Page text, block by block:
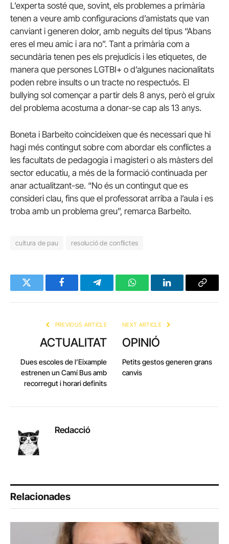
L’experta sosté que, sovint, els problemes a primària
tenen a veure amb configuracions d’amistats que van
canviant i generen dolor, amb neguits del tipus “Abans
eres el meu amic i ara no”. Tant a primària com a
secundària tenen pes els prejudicis i les etiquetes, de
manera que persones LGTBI+ o d’algunes nacionalitats
poden rebre insults o un tracte no respectuós. El
bullying sol començar a partir dels 8 anys, però el gruix
del problema acostuma a donar-se cap als 13 anys.
Boneta i Barbeito coincideixen que és necessari que hi
hagi més contingut sobre com abordar els conflictes a
les facultats de pedagogia i magisteri o als màsters del
sector educatiu, a més de la formació continuada per
anar actualitzant-se. “No és un contingut que es
consideri clau, fins que el professorat arriba a l’aula i es
troba amb un problema greu”, remarca Barbeito.
cultura de pau resolució de conflictes
Twitter FacebookTelegramWhatsAppLinkedInCopy
PREVIOUS ARTICLE
ACTUALITAT
Dues escoles de l’Eixample
estrenen un Camí Bus amb
recorregut i horari definits
NEXT ARTICLE
OPINIÓ
Petits gestos generen grans
canvis
Redacció
Relacionades